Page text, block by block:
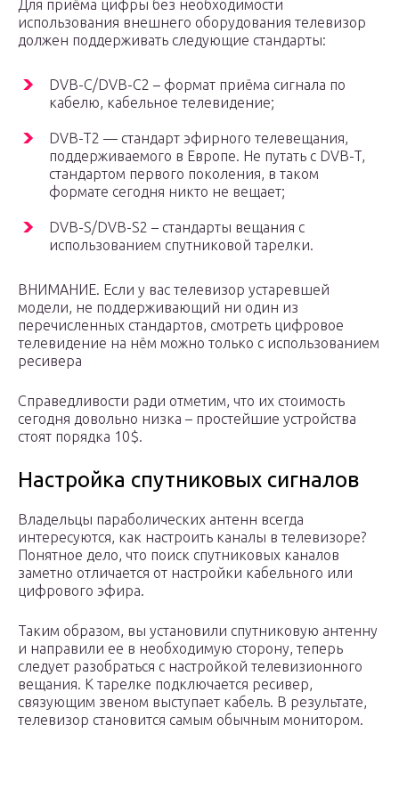
Для приёма цифры без необходимости
использования внешнего оборудования телевизор
должен поддерживать следующие стандарты:
DVB-C/DVB-С2 – формат приёма сигнала по
кабелю, кабельное телевидение;
DVB-T2 — стандарт эфирного телевещания,
поддерживаемого в Европе. Не путать с DVB-T,
стандартом первого поколения, в таком
формате сегодня никто не вещает;
DVB-S/DVB-S2 – стандарты вещания с
использованием спутниковой тарелки.
ВНИМАНИЕ. Если у вас телевизор устаревшей
модели, не поддерживающий ни один из
перечисленных стандартов, смотреть цифровое
телевидение на нём можно только с использованием
ресивера
Справедливости ради отметим, что их стоимость
сегодня довольно низка – простейшие устройства
стоят порядка 10$.
Настройка спутниковых сигналов
Владельцы параболических антенн всегда
интересуются, как настроить каналы в телевизоре?
Понятное дело, что поиск спутниковых каналов
заметно отличается от настройки кабельного или
цифрового эфира.
Таким образом, вы установили спутниковую антенну
и направили ее в необходимую сторону, теперь
следует разобраться с настройкой телевизионного
вещания. К тарелке подключается ресивер,
связующим звеном выступает кабель. В результате,
телевизор становится самым обычным монитором.